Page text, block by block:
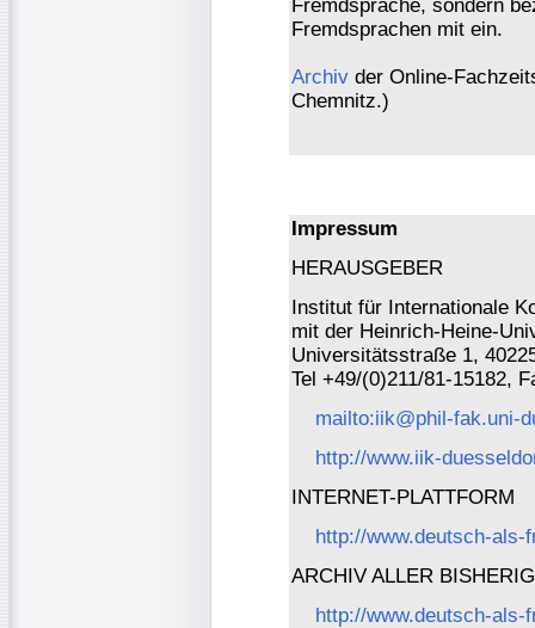
Fremdsprache, sondern
Fremdsprachen mit ein.
Archiv der Online-
Chemnitz.)
Impressum
HERAUSGEBER
Institut für Internationale
mit der Heinrich-Heine-
Universitätsstraße 1,
Tel +49/(0)211/81-15182,
mailto:iik@phil-fak.uni-
http://www.iik-
INTERNET-PLATTFORM
http://www.deutsch-als-
ARCHIV ALLER
http://www.deutsch-als-